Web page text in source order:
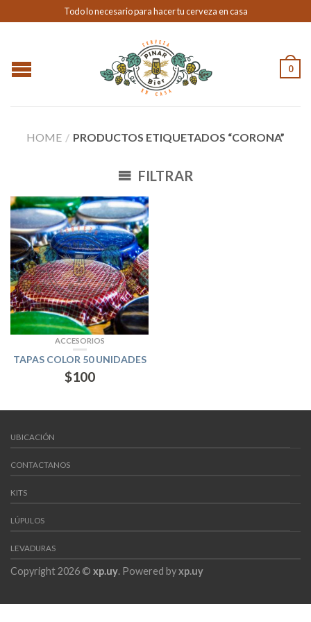
Todo lo necesario para hacer tu cerveza en casa
0
HOME / PRODUCTOS ETIQUETADOS “CORONA”
FILTRAR
ACCESORIOS
TAPAS COLOR 50 UNIDADES
$100
UBICACIÓN
CONTACTANOS
KITS
LÚPULOS
LEVADURAS
Copyright 2026 © xp.uy. Powered byxp.uy